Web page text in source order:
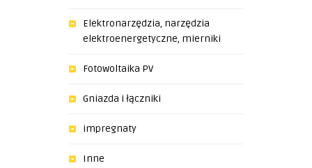
Elektronarzędzia, narzędzia
elektroenergetyczne, mierniki
Fotowoltaika PV
Gniazda i łączniki
impregnaty
Inne